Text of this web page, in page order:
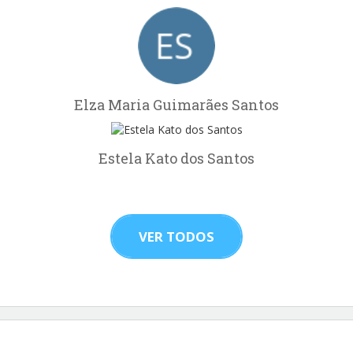
Elza Maria Guimarães Santos
Estela Kato dos Santos
VER TODOS